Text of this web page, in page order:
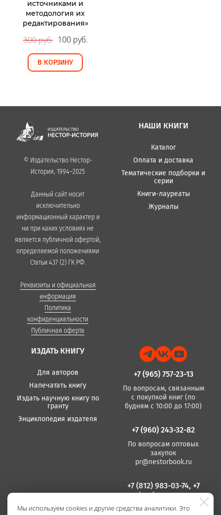
источниками и
методология их
редактирования»
300 руб. 100 руб.
В КОРЗИНУ
© Издательство Нестор-
История, 1994–2025
Данный сайт носит
исключительно
информационный характер и
ни при каких условиях не
является публичной офертой,
определяемой положениями
Статьи 437 (2) ГК РФ.
Реквизиты и официальная
информация
Политика
конфиденциальности
Публичная оферта
НАШИ КНИГИ
Каталог
Оплата и доставка
Тематические подборки и
серии
Книги-лауреаты
Журналы
ИЗДАТЬ КНИГУ
Для авторов
Напечатать книгу
Издать научную книгу по
гранту
Энциклопедия издателя
+7 (965) 757-23-13
По вопросам, связанным
с покупкой книг (по
будням с 10:00 до 17:00)
+7 (960) 243-32-82
По вопросам оптовых
закупок
pr@nestorbook.ru
+7 (812) 983-03-74, +7
(812) 235 15 86
По вопросам издания
Мы используем cookies и другие средства аналитики. Это